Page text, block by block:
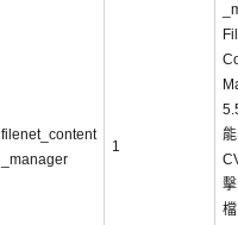
filenet_content
_manager
1